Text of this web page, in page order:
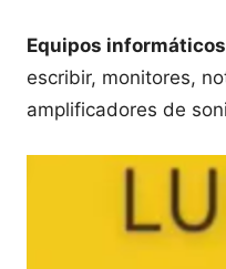
Equipos
escribir, monitores,
amplificadores de